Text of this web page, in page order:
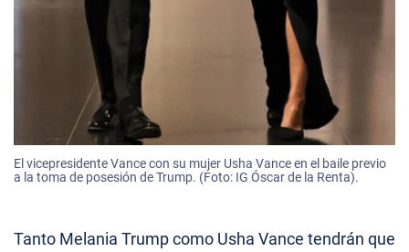
El vicepresidente Vance con su mujer Usha Vance en el baile previo
a la toma de posesión de Trump. (Foto: IG Óscar de la Renta).
Tanto Melania Trump como Usha Vance tendrán que